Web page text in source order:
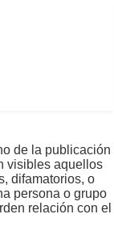
de la publicación
visibles aquellos
difamatorios, o
persona o grupo
relación con el